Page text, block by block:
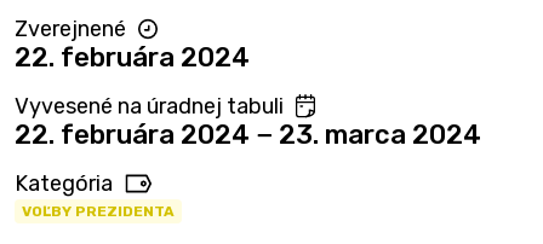
Zverejnené
22. februára 2024
Vyvesené na úradnej tabuli
22. februára 2024 − 23. marca 2024
Kategória
VOĽBY PREZIDENTA